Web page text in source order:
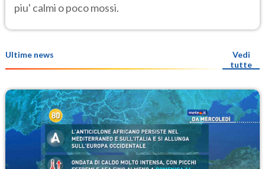
piu' calmi o poco mossi.
Ultime news
Vedi
tutte